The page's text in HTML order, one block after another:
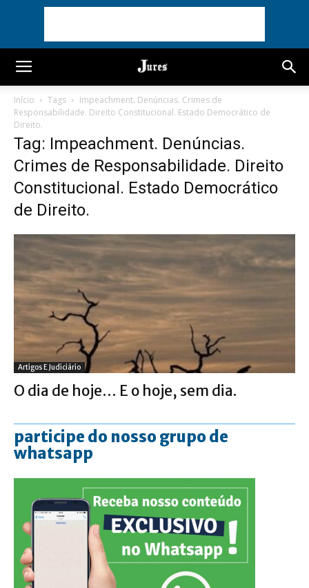
Início Tags
Impeachment. Denúncias. Crimes de
Responsabilidade. Direito Constitucional. Estado Democrático de
Direito.
Tag: Impeachment. Denúncias.
Crimes de Responsabilidade. Direito
Constitucional. Estado Democrático
de Direito.
Artigos E Judiciário
O dia de hoje… E o hoje, sem dia.
participe do nosso grupo de
whatsapp